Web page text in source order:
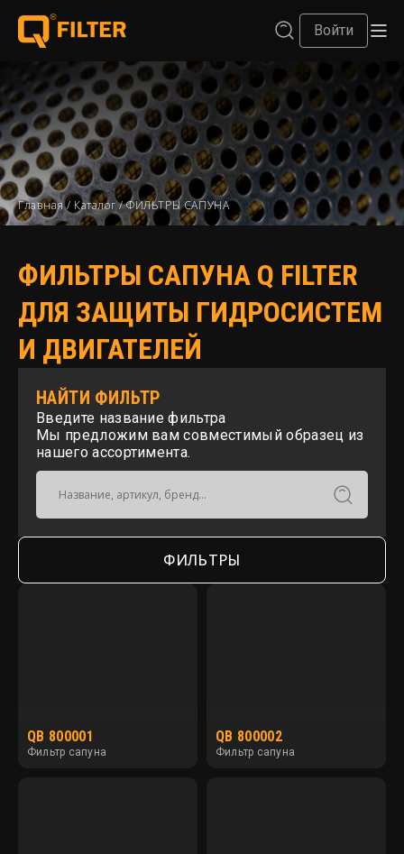
Войти
Главная / Каталог /ФИЛЬТРЫ САПУНА
ФИЛЬТРЫ САПУНА Q FILTER
ДЛЯ ЗАЩИТЫ ГИДРОСИСТЕМ
И ДВИГАТЕЛЕЙ
НАЙТИ ФИЛЬТР
Введите название фильтра
Мы предложим вам совместимый образец из
нашего ассортимента.
QB 800001
Фильтр сапуна
QB 800002
Фильтр сапуна
ФИЛЬТРЫ